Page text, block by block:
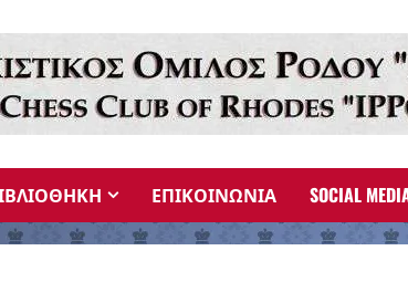
ΕΠΙΚΟΙΝΩΝΙΑ SOCIAL